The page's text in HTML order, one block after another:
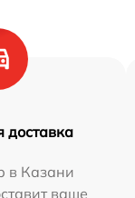
доставка
в Казани
ваше